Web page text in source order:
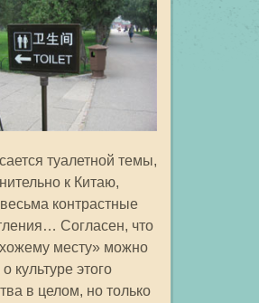
туалетной темы,
к Китаю,
контрастные
Согласен, что
месту» можно
о культуре этого
в целом, но только